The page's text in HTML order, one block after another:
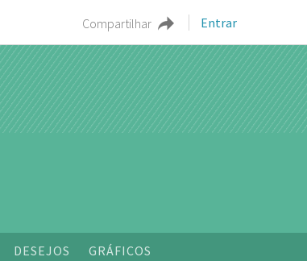
Compartilhar Entrar
DESEJOS GRÁFICOS